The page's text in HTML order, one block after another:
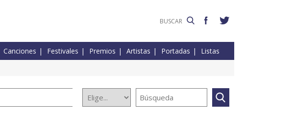
Canciones Festivales Premios Artistas Portadas Listas